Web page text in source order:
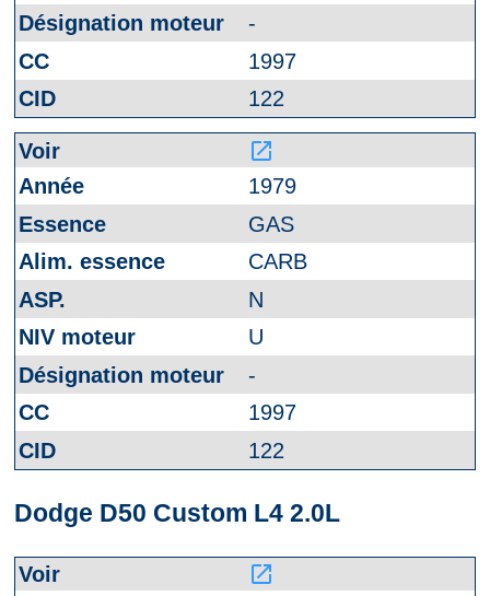
-
1997
122
launch
1979
GAS
CARB
N
U
-
1997
122
Dodge D50 Custom L4 2.0L
launch